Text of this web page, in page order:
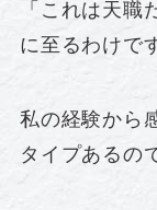
「これは天
に至るわけで
私の経験から
タイプあるの